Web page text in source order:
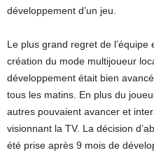
développement d’un jeu.
Le plus grand regret de l’équipe
création du mode multijoueur
développement était bien
tous les matins. En plus du
autres pouvaient avancer et
visionnant la TV. La décision
été prise après 9 mois de